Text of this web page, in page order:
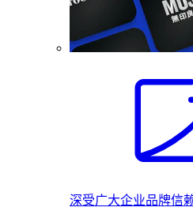
深受广大企业品牌信